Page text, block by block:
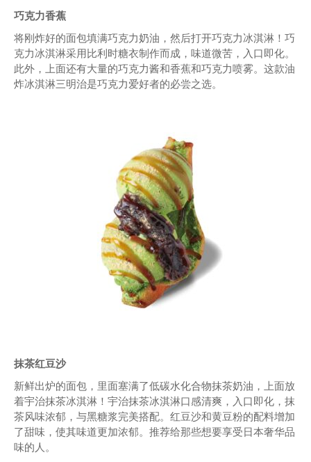
巧克力香蕉
将刚炸好的面包填满巧克力奶油，然后打开巧克力冰淇淋！巧
克力冰淇淋采用比利时糖衣制作而成，味道微苦，入口即化。
此外，上面还有大量的巧克力酱和香蕉和巧克力喷雾。这款油
炸冰淇淋三明治是巧克力爱好者的必尝之选。
抹茶红豆沙
新鲜出炉的面包，里面塞满了低碳水化合物抹茶奶油，上面放
着宇治抹茶冰淇淋！宇治抹茶冰淇淋口感清爽，入口即化，抹
茶风味浓郁，与黑糖浆完美搭配。红豆沙和黄豆粉的配料增加
了甜味，使其味道更加浓郁。推荐给那些想要享受日本奢华品
味的人。